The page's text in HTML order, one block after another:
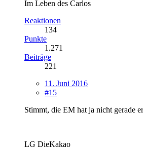
Im Leben des Carlos
Reaktionen
134
Punkte
1.271
Beiträge
221
11. Juni 2016
#15
Stimmt, die EM hat ja nicht gerade
LG DieKakao